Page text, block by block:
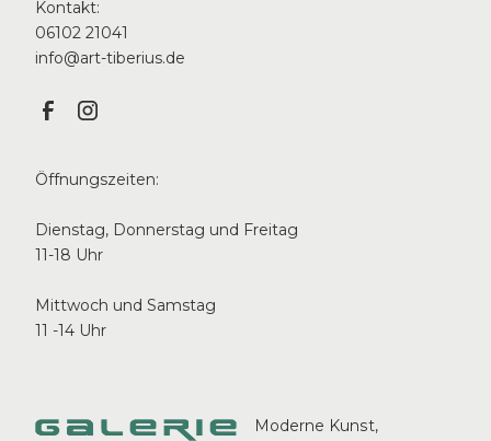
Kontakt:
06102 21041
info@art-tiberius.de
Öffnungszeiten:
Dienstag, Donnerstag und Freitag
11-18 Uhr
Mittwoch und Samstag
11 -14 Uhr
Moderne Kunst,